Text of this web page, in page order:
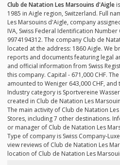
Club de Natation Les Marsouins d'Aigle
1985 in Aigle region, Switzerland. Full
Les Marsouins d'Aigle, company
IVA, Swiss Federal Identification Number
9974194312. The company Club de
located at the address: 1860 Aigle. We
reports and documents featuring legal
and official information from Swiss
this company. Capital - 671,000 CHF.
amounted to Weniger 643,000 CHF,
Industry category is Sportvereine
created in Club de Natation Les
The main activity of Club de Natation
Stores, including 7 other destinations.
or manager of Club de Natation Les
Type of company is Swiss Company-
view reviews of Club de Natation Les
location of Club de Natation Les